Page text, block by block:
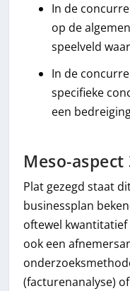
In de
op de
speelveld
In de
specifieke
een
Meso-
Plat gezegd staat
businessplan
oftewel
ook een
(facturenanalyse)